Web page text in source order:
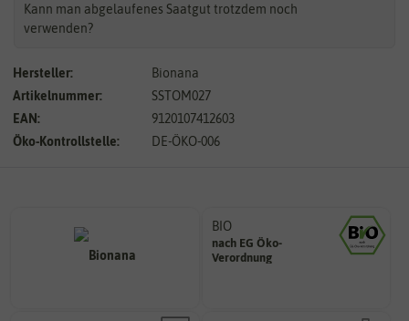
Kann man abgelaufenes Saatgut trotzdem noch
verwenden?
Hersteller:
Bionana
Artikelnummer:
SSTOM027
EAN:
9120107412603
Öko-Kontrollstelle:
DE-ÖKO-006
BIO
nach EG Öko-
Verordnung
den Richtlinien der biologischen
Landwirtschaft arbeiten.